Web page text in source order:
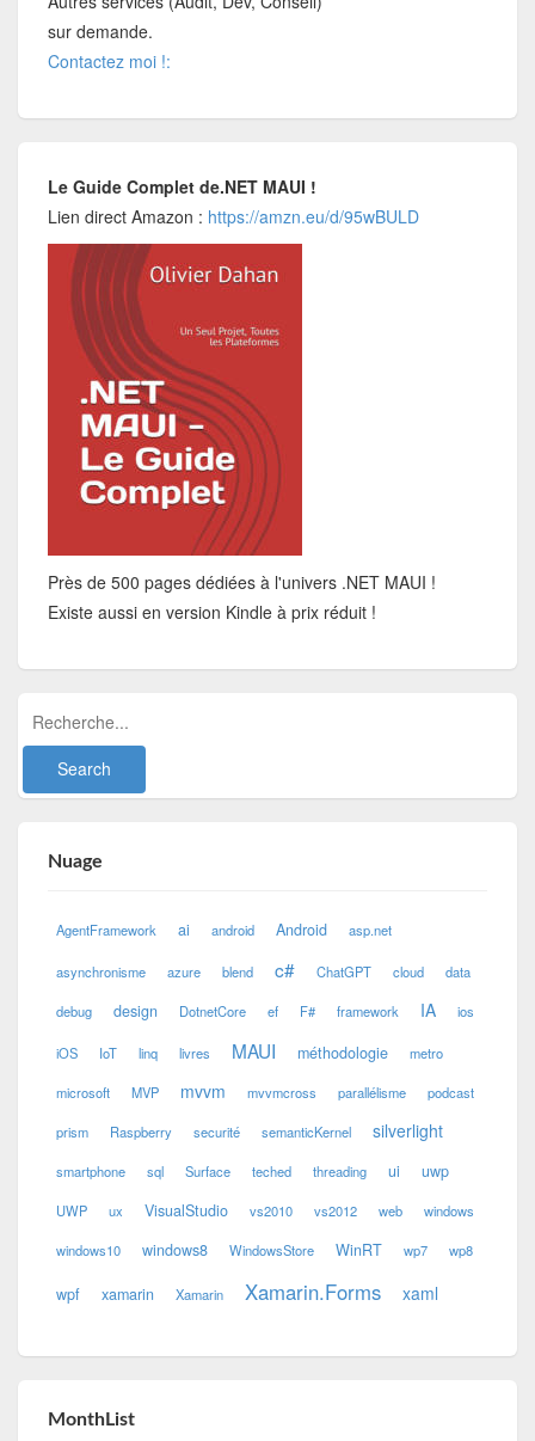
sur demande.
Contactez moi !:
Le Guide Complet de.NET MAUI !
Lien direct Amazon : https://amzn.eu/d/95wBULD
Près de 500 pages dédiées à l'univers .NET MAUI !
Existe aussi en version Kindle à prix réduit !
Nuage
AgentFramework ai android Android asp.net
asynchronisme azure blend c# ChatGPT cloud data
debug design DotnetCore ef F# framework IA ios
iOS IoT linq livres MAUI méthodologie metro
microsoft MVP mvvm mvvmcross parallélisme podcast
prism Raspberry securité semanticKernel silverlight
smartphone sql Surface teched threading ui uwp
UWP ux VisualStudio vs2010 vs2012 web windows
windows10 windows8 WindowsStore WinRT wp7 wp8
wpf xamarin Xamarin Xamarin.Forms xaml
MonthList